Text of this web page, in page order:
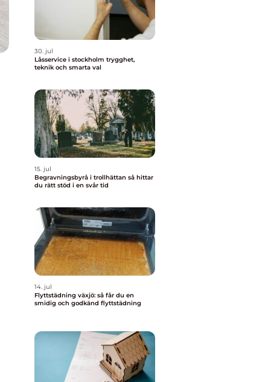
30. jul
Låsservice i stockholm trygghet,
teknik och smarta val
15. jul
Begravningsbyrå i trollhättan så hittar
du rätt stöd i en svår tid
14. jul
Flyttstädning växjö: så får du en
smidig och godkänd flyttstädning